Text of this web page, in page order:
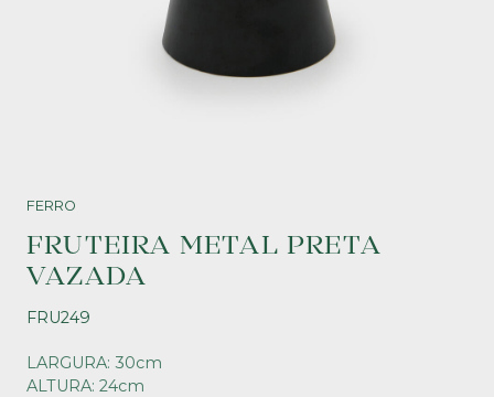
FERRO
FRUTEIRA METAL PRETA
VAZADA
FRU249
LARGURA: 30cm
ALTURA: 24cm